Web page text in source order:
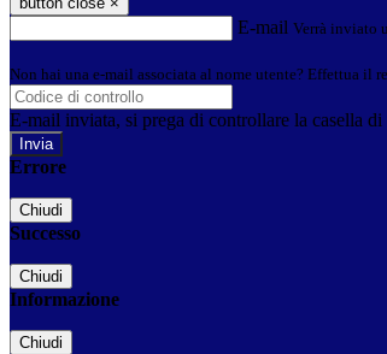
E-mail Verrà inviato
Non hai una e-mail associata al nome utente? Effettua il
E-mail inviata, si prega di controllare la casella di
Errore
Chiudi
Successo
Chiudi
Informazione
Chiudi